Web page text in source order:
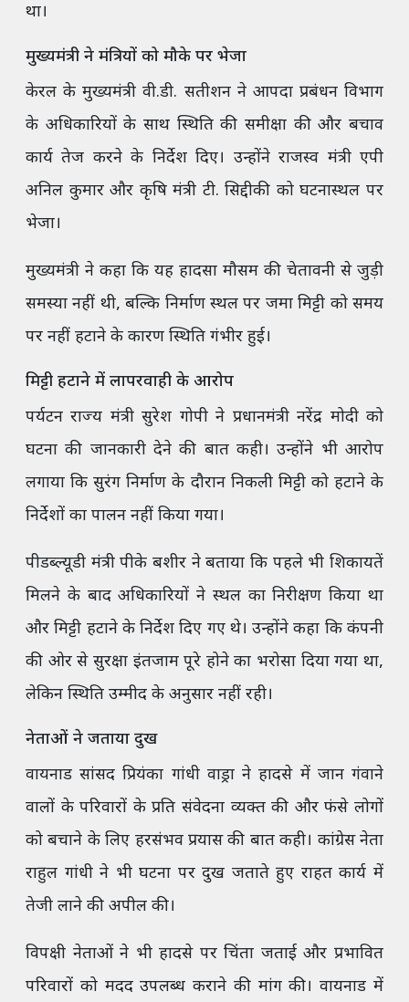
था।
मुख्यमंत्री ने मंत्रियों को मौके पर भेजा
केरल के मुख्यमंत्री वी.डी. सतीशन ने आपदा प्रबंधन विभाग
के अधिकारियों के साथ स्थिति की समीक्षा की और बचाव
कार्य तेज करने के निर्देश दिए। उन्होंने राजस्व मंत्री एपी
अनिल कुमार और कृषि मंत्री टी. सिद्दीकी को घटनास्थल पर
भेजा।
मुख्यमंत्री ने कहा कि यह हादसा मौसम की चेतावनी से जुड़ी
समस्या नहीं थी, बल्कि निर्माण स्थल पर जमा मिट्टी को समय
पर नहीं हटाने के कारण स्थिति गंभीर हुई।
मिट्टी हटाने में लापरवाही के आरोप
पर्यटन राज्य मंत्री सुरेश गोपी ने प्रधानमंत्री नरेंद्र मोदी को
घटना की जानकारी देने की बात कही। उन्होंने भी आरोप
लगाया कि सुरंग निर्माण के दौरान निकली मिट्टी को हटाने के
निर्देशों का पालन नहीं किया गया।
पीडब्ल्यूडी मंत्री पीके बशीर ने बताया कि पहले भी शिकायतें
मिलने के बाद अधिकारियों ने स्थल का निरीक्षण किया था
और मिट्टी हटाने के निर्देश दिए गए थे। उन्होंने कहा कि कंपनी
की ओर से सुरक्षा इंतजाम पूरे होने का भरोसा दिया गया था,
लेकिन स्थिति उम्मीद के अनुसार नहीं रही।
नेताओं ने जताया दुख
वायनाड सांसद प्रियंका गांधी वाड्रा ने हादसे में जान गंवाने
वालों के परिवारों के प्रति संवेदना व्यक्त की और फंसे लोगों
को बचाने के लिए हरसंभव प्रयास की बात कही। कांग्रेस नेता
राहुल गांधी ने भी घटना पर दुख जताते हुए राहत कार्य में
तेजी लाने की अपील की।
विपक्षी नेताओं ने भी हादसे पर चिंता जताई और प्रभावित
परिवारों को मदद उपलब्ध कराने की मांग की। वायनाड में